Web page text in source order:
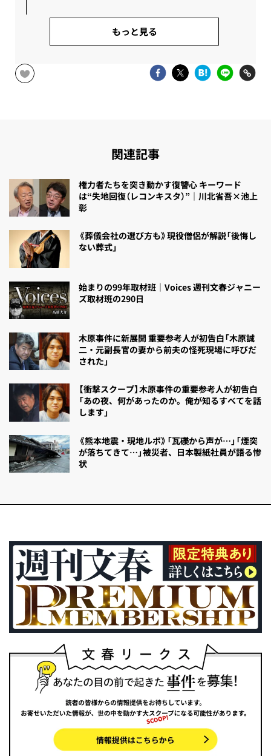
もっと見る
関連記事
権力者たちを突き動かす復讐心 キーワード
は“失地回復（レコンキスタ）”｜川北省吾×池上
彰
《葬儀会社の選び方も》現役僧侶が解説「後悔し
ない葬式」
始まりの99年取材班｜Voices 週刊文春ジャニー
ズ取材班の290日
木原事件に新展開 重要参考人が初告白「木原誠
二・元副長官の妻から前夫の怪死現場に呼びだ
された」
【衝撃スクープ】木原事件の重要参考人が初告白
「あの夜、何があったのか。俺が知るすべてを話
します」
《熊本地震・現地ルポ》「瓦礫から声が…」「煙突
が落ちてきて…」被災者、日本製紙社員が語る惨
状